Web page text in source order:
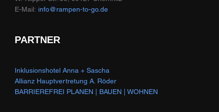
E-Mail: info@rampen-to-go.de
PARTNER
Inklusionshotel Anna + Sascha
Allianz Hauptvertretung A. Röder
BARRIEREFREI PLANEN | BAUEN | WOHNEN